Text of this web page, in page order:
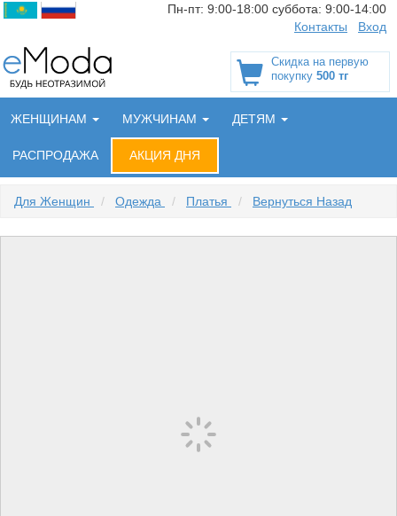
Пн-пт: 9:00-18:00 суббота: 9:00-14:00
Контакты
Вход
Скидка на первую
покупку 500 тг
ЖЕНЩИНАМ МУЖЧИНАМ ДЕТЯМ
РАСПРОДАЖА АКЦИЯ ДНЯ
Для Женщин / Одежда / Платья / Вернуться Назад